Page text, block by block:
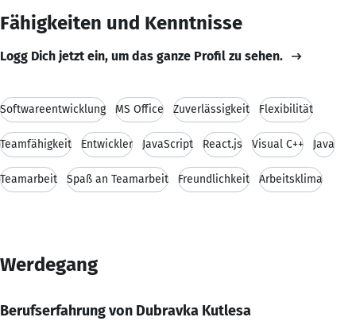
Fähigkeiten und Kenntnisse
Logg Dich jetzt ein, um das ganze Profil zu sehen.
Softwareentwicklung MS Office Zuverlässigkeit Flexibilität
Teamfähigkeit Entwickler JavaScript React.js Visual C++ Java
Teamarbeit Spaß an Teamarbeit Freundlichkeit Arbeitsklima
Werdegang
Berufserfahrung von Dubravka Kutlesa